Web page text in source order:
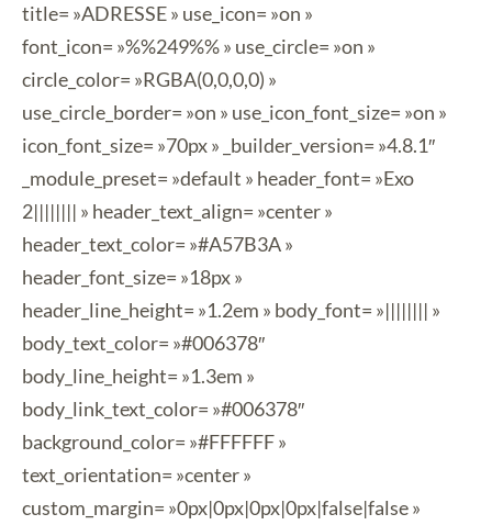
title= »ADRESSE » use_icon= »on »
font_icon= »%%249%% » use_circle= »on »
circle_color= »RGBA(0,0,0,0) »
use_circle_border= »on » use_icon_font_size= »on »
icon_font_size= »70px » _builder_version= »4.8.1″
_module_preset= »default » header_font= »Exo
2|||||||| » header_text_align= »center »
header_text_color= »#A57B3A »
header_font_size= »18px »
header_line_height= »1.2em » body_font= »|||||||| »
body_text_color= »#006378″
body_line_height= »1.3em »
body_link_text_color= »#006378″
background_color= »#FFFFFF »
text_orientation= »center »
custom_margin= »0px|0px|0px|0px|false|false »